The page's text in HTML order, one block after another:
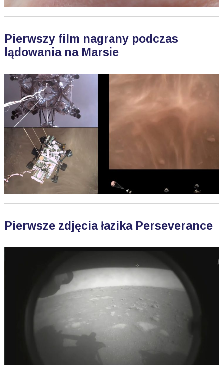
Pierwszy film nagrany podczas
lądowania na Marsie
Pierwsze zdjęcia łazika Perseverance